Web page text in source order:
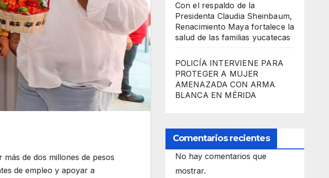
de dos millones de pesos
de empleo y apoyar a
Con el respaldo de la
Presidenta Claudia Sheinbaum,
Renacimiento Maya fortalece la
salud de las familias yucatecas
POLICÍA INTERVIENE PARA
PROTEGER A MUJER
AMENAZADA CON ARMA
BLANCA EN MÉRIDA
Comentarios recientes
No hay comentarios que
mostrar.